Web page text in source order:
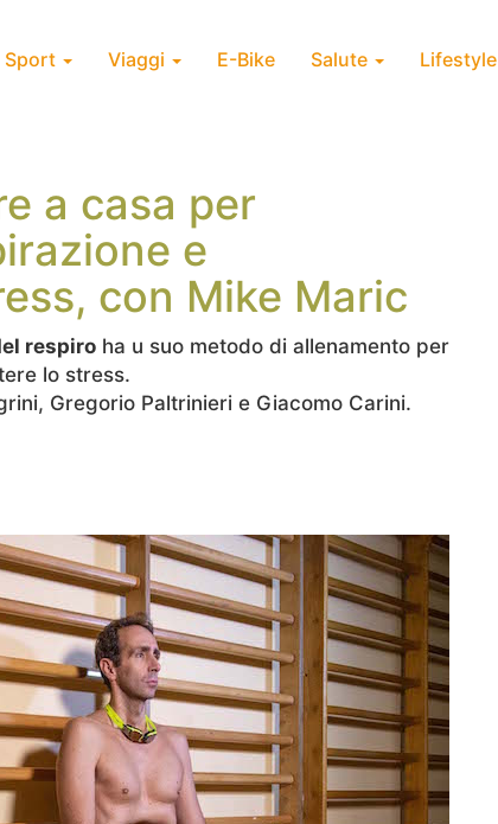
Sport Viaggi E-Bike Salute Lifestyle
a casa per
e
con Mike Maric
respiro ha u suo metodo di allenamento per
lo stress.
Gregorio Paltrinieri e Giacomo Carini.